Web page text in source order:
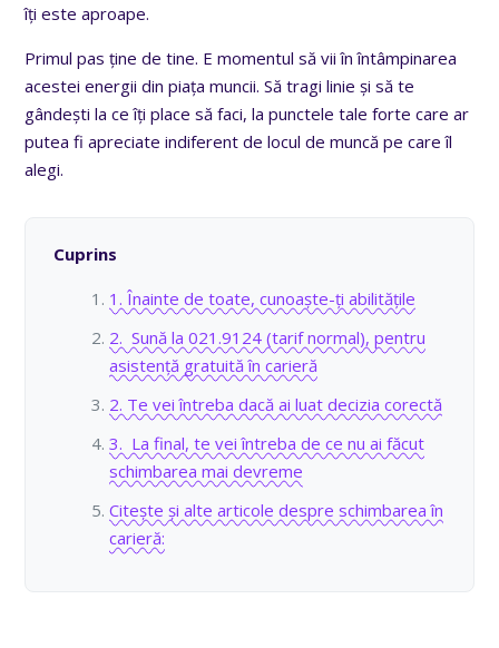
îți este aproape.
Primul pas ține de tine. E momentul să vii în întâmpinarea
acestei energii din piața muncii. Să tragi linie și să te
gândești la ce îți place să faci, la punctele tale forte care ar
putea fi apreciate indiferent de locul de muncă pe care îl
alegi.
Cuprins
1. Înainte de toate, cunoaște-ți abilitățile
2. Sună la 021.9124 (tarif normal), pentru
asistență gratuită în carieră
2. Te vei întreba dacă ai luat decizia corectă
3. La final, te vei întreba de ce nu ai făcut
schimbarea mai devreme
Citește și alte articole despre schimbarea în
carieră: